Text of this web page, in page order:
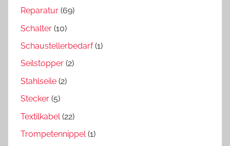
Reparatur (69)
Schalter (10)
Schaustellerbedarf(1)
Seilstopper (2)
Stahlseile (2)
Stecker (5)
Textilkabel (22)
Trompetennippel(1)